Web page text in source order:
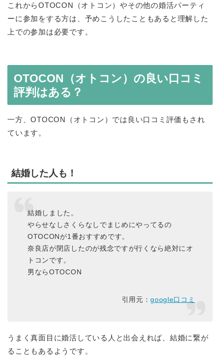
これからOTOCON（オトコン）やその他の婚活パーティ
ーに参加をする方は、予めこうしたこともあると理解した
上での参加は必要です。
OTOCON（オトコン）の良い口コミ
評判はある？
一方、OTOCON（オトコン）では良い口コミ評価もされ
ています。
結婚した人も！
結婚しました。
やらせなしさくらなしでまじめにやってるの
OTOCONが1番おすすめです。
奈良店が閉店したのが残念ですが行くなら絶対にオ
トコンです。
男ならOTOCON
引用元：google口コミ
うまく真面目に婚活している人と出会えれば、結婚に繋が
ることもあるようです。